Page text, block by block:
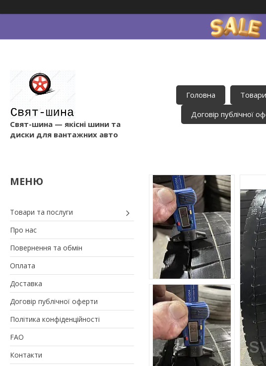
Свят-шина — якісні шини та
диски для вантажних авто
Головна Товари
Договір публічної
Товари та послуги
Про нас
Повернення та обмін
Оплата
Доставка
Договір публічної оферти
Політика конфіденційності
FAO
Контакти